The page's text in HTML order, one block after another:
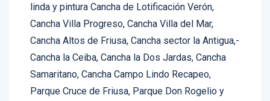
linda y pintura Cancha de Lotificación Verón,
Cancha Villa Progreso, Cancha Villa del Mar,
Cancha Altos de Friusa, Cancha sector la Antigua,-
Cancha la Ceiba, Cancha la Dos Jardas, Cancha
Samaritano, Cancha Campo Lindo Recapeo,
Parque Cruce de Friusa, Parque Don Rogelio y